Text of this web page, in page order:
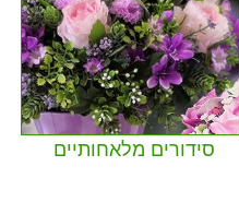
סידורים מלאחותיים